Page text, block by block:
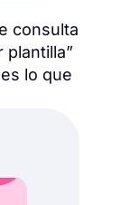
consulta
plantilla”
lo que